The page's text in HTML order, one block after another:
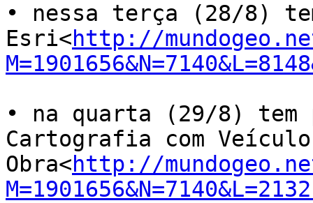
• nessa terça (28/8)
Esri<http://
• na quarta (29/8)
Cartografia com
Obra<http://